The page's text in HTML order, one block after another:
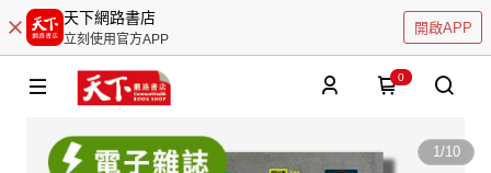
天下網路書店
立刻使用官方APP
開啟APP
0
1/10